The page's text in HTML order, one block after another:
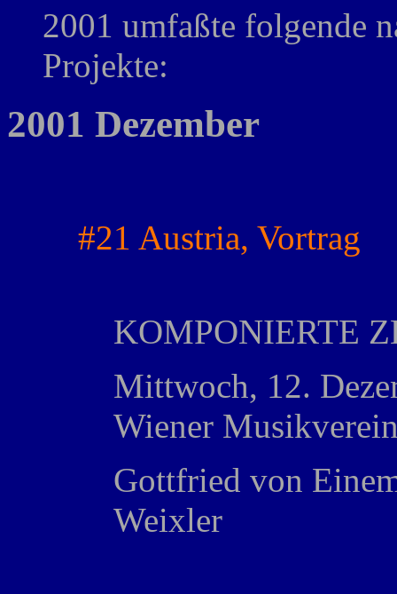
2001 umfaßte folgende
Projekte:
2001 Dezember
#21 Austria, Vortrag
KOMPONIERTE
Mittwoch, 12.
Wiener
Gottfried von
Weixler